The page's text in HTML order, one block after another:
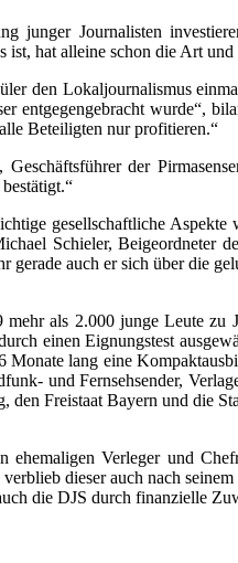
junger Journalisten
hat alleine schon die Art
den Lokaljournalismus
entgegengebracht wurde“,
Beteiligten nur profitieren.“
der
gesellschaftliche
Schieler, Beigeordneter
auch er sich über die
als 2.000 junge Leute
einen Eignungs­test
lang eine
und Fernsehsender,
den Freistaat Bayern und die
Verleger und
dieser auch nach
die DJS durch finanzielle